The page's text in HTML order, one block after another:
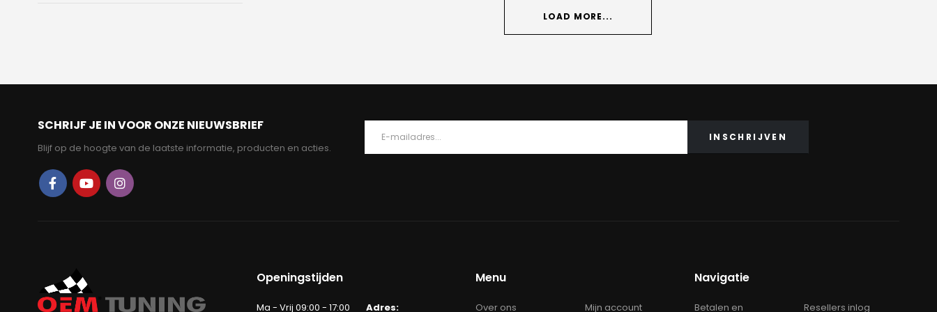
LOAD MORE...
SCHRIJF JE IN VOOR ONZE NIEUWSBRIEF
Blijf op de hoogte van de laatste informatie, producten en acties.
Openingstijden
Ma - Vrij 09:00 - 17:00 Adres:
Menu
Over ons Mijn account
Navigatie
Betalen en Resellers inlog